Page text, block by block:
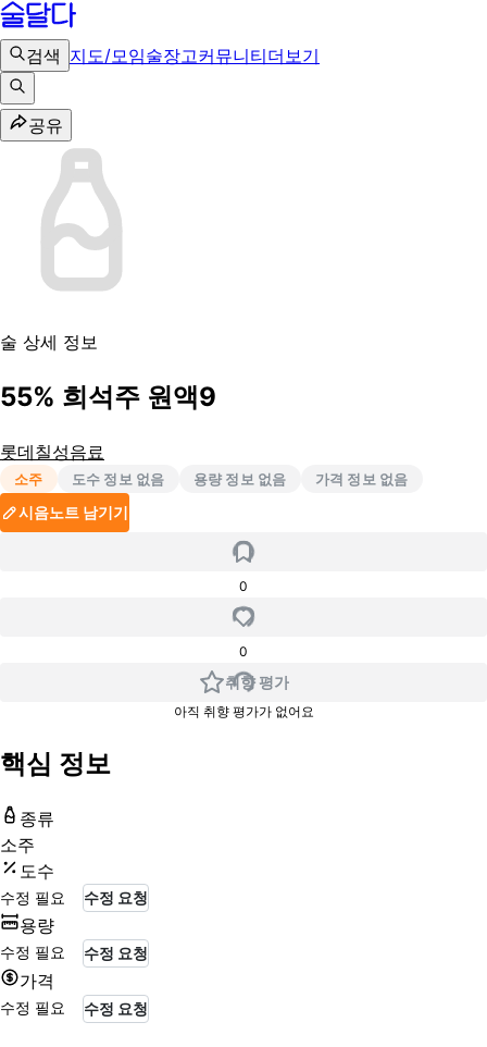
검색 지도/모임술장고커뮤니티더보기
공유
술 상세 정보
55% 희석주 원액9
롯데칠성음료
소주 도수 정보 없음 용량 정보 없음 가격 정보 없음
시음노트 남기기
0
0
취향 평가
아직 취향 평가가 없어요
핵심 정보
종류
소주
도수
수정 필요 수정 요청
용량
수정 필요 수정 요청
가격
수정 필요 수정 요청